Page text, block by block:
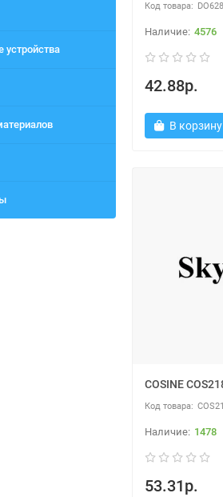
устройства
4576
42.88р.
В корзину
COSINE
1478
53.31р.